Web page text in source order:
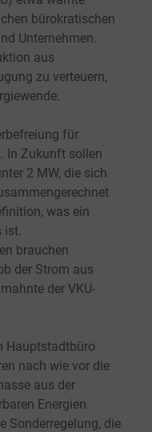
bürokratischen
Unternehmen.
aus
zu verteuern,
für
In Zukunft sollen
2 MW, die sich
was ein
ist.
brauchen
der Strom aus
der VKU-
Hauptstadtbüro
nach wie vor die
aus der
Energien.
Sonderregelung, die